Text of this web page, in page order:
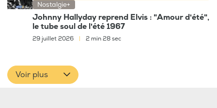
Nostalgie+
Johnny Hallyday reprend Elvis : "Amour d'été",
le tube soul de l'été 1967
29 juillet 2026 2 min 28 sec
Voir plus